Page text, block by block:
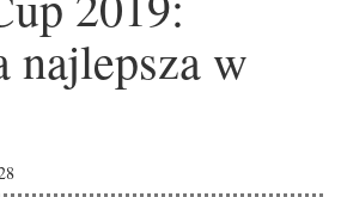
najlepsza w